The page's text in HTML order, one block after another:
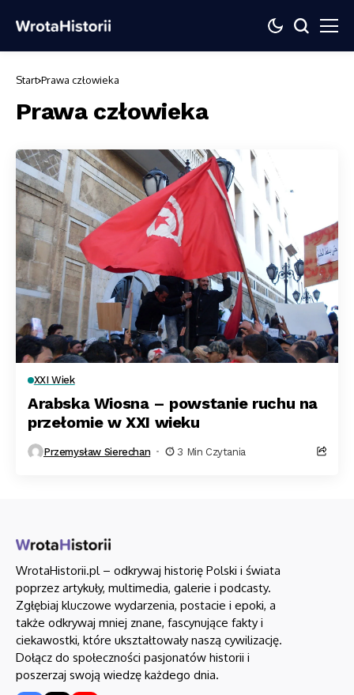
Start Prawa człowieka
Prawa człowieka
XXI Wiek
Arabska Wiosna – powstanie ruchu na
przełomie w XXI wieku
Przemysław Sierechan 3 Min Czytania
WrotaHistorii.pl – odkrywaj historię Polski i świata
poprzez artykuły, multimedia, galerie i podcasty.
Zgłębiaj kluczowe wydarzenia, postacie i epoki, a
także odkrywaj mniej znane, fascynujące fakty i
ciekawostki, które ukształtowały naszą cywilizację.
Dołącz do społeczności pasjonatów historii i
poszerzaj swoją wiedzę każdego dnia.